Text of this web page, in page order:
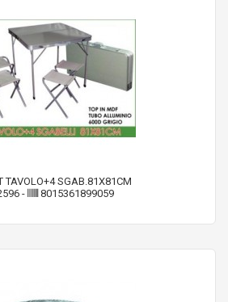
TAVOLO+4 SGAB.81X81CM
- 8015361899059